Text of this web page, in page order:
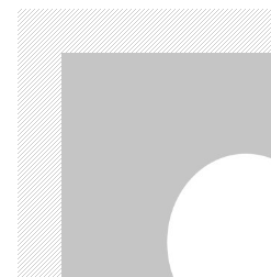
i
g
a
t
i
o
n